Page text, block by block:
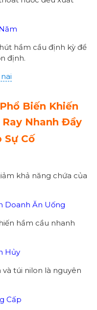
hầm cầu định kỳ để
định.
Biến Khiến
Ray Nhanh Đầy
Sự Cố
khả năng chứa của
Doanh Ăn Uống
hầm cầu nhanh
Hủy
và túi nilon là nguyên
Cấp